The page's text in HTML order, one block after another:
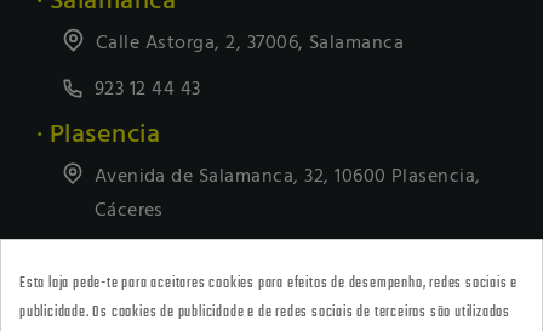
Calle Astorga, 2, 37006, Salamanca
923 12 44 43
· Plasencia
Avenida de Salamanca, 32, 10600 Plasencia,
Cáceres
· Tienda Online
Esta loja pede-te para aceitares cookies para efeitos de desempenho, redes sociais e
publicidade. Os cookies de publicidade e de redes sociais de terceiros são utilizados